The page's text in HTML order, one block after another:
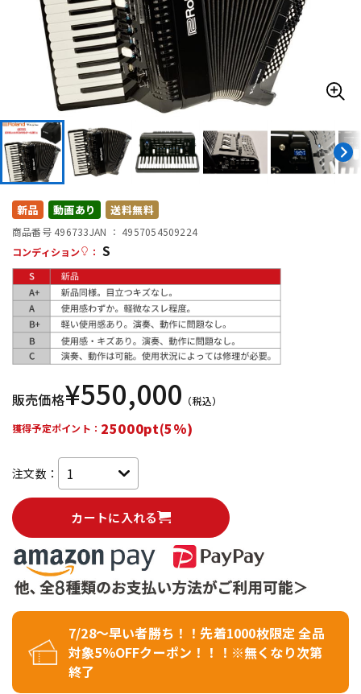
アンプ エフェクター
DJ機器 DTM
DTM オンライン納品 レコーディング機器
中古
新品 動画あり 送料無料
商品番号 496733JAN ： 4957054509224
コンディション
： S
販売価格¥550,000 （税込）
獲得予定ポイント： 25000pt(5%)
注文数：
カートに入れる
7/28～早い者勝ち！！先着1000枚限定 全品
対象5％OFFクーポン！！！※無くなり次第
終了